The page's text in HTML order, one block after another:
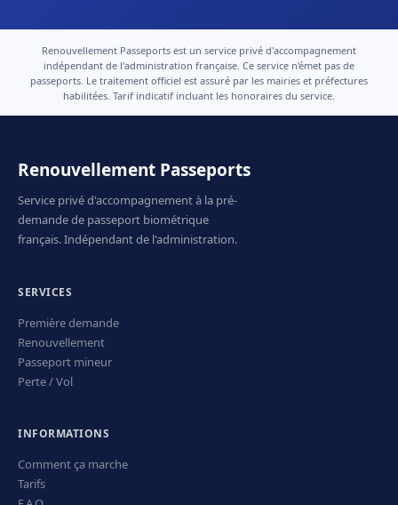
Renouvellement Passeports est un service privé d'accompagnement
indépendant de l'administration française. Ce service n'émet pas de
passeports. Le traitement officiel est assuré par les mairies et préfectures
habilitées. Tarif indicatif incluant les honoraires du service.
Renouvellement Passeports
Service privé d'accompagnement à la pré-
demande de passeport biométrique
français. Indépendant de l'administration.
SERVICES
Première demande
Renouvellement
Passeport mineur
Perte / Vol
INFORMATIONS
Comment ça marche
Tarifs